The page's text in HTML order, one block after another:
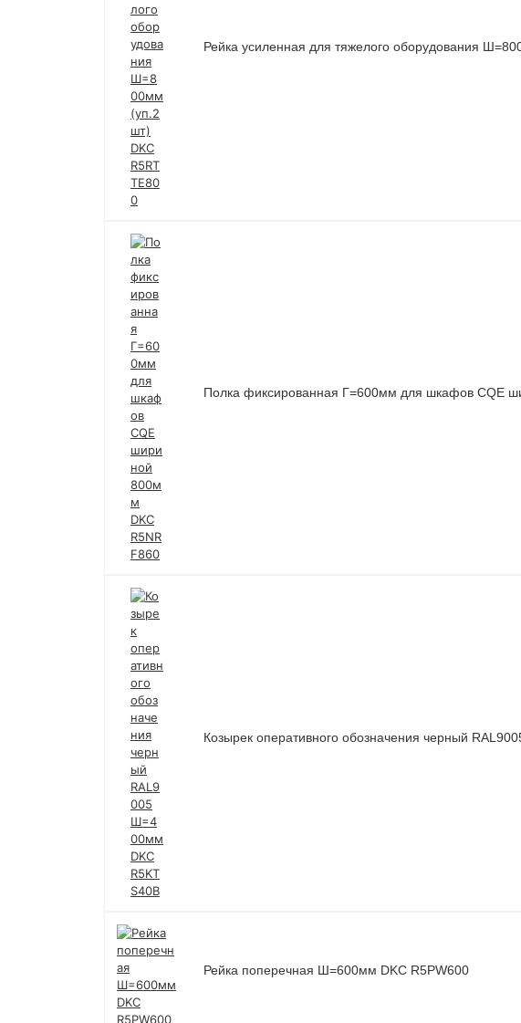
Рейка усиленная для тяжелого оборудования
Полка фиксированная Г=600мм для шкафов CQE
Козырек оперативного обозначения черный
Рейка поперечная Ш=600мм DKC R5PW600